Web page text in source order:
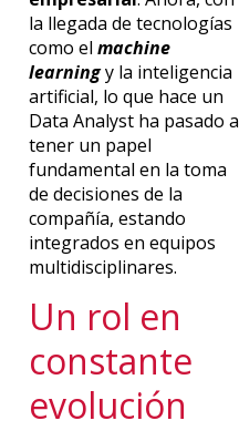
la llegada de tecnologías
como el machine
learningy la inteligencia
artificial, lo que hace un
Data Analyst ha pasado a
tener un papel
fundamental en la toma
de decisiones de la
compañía, estando
integrados en equipos
multidisciplinares.
Un rol en
constante
evolución